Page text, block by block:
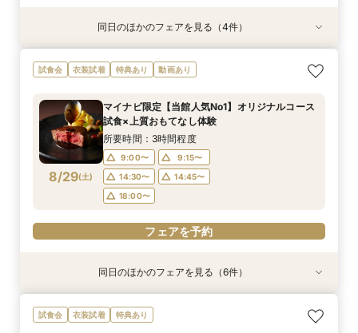
特典あり
8/28(金)
【10名～におすすめ*少人数W】挙式×会食プラ
ン×おもてなし体験
10:00〜
11:00〜
12:00〜
14:00〜
15:00〜
フェアを予約
衣装試着 特典あり
8/28(金)
【大切な家族のペットと一緒に】限定特典付*
ペットW安心相談会
10:00〜
11:00〜
12:00〜
14:00〜
15:00〜
フェアを予約
衣装試着 特典あり
8/28(金)
＜初めての式場見学＞心躍る花嫁の第一歩♪ゆっ
たり相談＆見学会
10:00〜
11:00〜
12:00〜
14:00〜
15:00〜
フェアを予約
8/28(金)
【遠方の方◎オンライン相談会】スマホで簡単！
豪華5大特典付き
10:00〜
11:00〜
12:00〜
14:00〜
15:00〜
フェアを予約
同日のほかのフェアを見る（4件）
試食会 衣装試着 特典あり 動画あり
8/29(土)
マイナビ限定【当館人気No1】オリジナルコース
試食×上質おもてなし体験
所要時間：3時間程度
9:00〜
9:15〜
14:30〜
14:45〜
18:00〜
フェアを予約
衣装試着 特典あり 動画あり
＜初めての式場見学＞心躍る花嫁の第一歩♪ゆっ
たり相談＆見学会
衣装試着 特典あり
【10名～におすすめ*少人数W★】挙式×贅沢試
食×おもてなし体験
衣装試着 特典あり
大好評♪ペット婚【支持率NO,1】ペットも安心
W*相談会
【遠方の方◎オンライン相談会】スマホで簡単！
豪華5大特典付き
衣装試着 特典あり
【料理重視の方◎】シェフ渾身コース試食＆おも
てなし料理特典
衣装試着 特典あり
「即決ナシ」予算のリアル大公開！本番コーデ×
人気ドレス優待付
同日のほかのフェアを見る（6件）
試食会 衣装試着 特典あり